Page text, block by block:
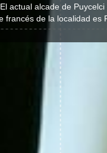
El actual alcade de
francés de la localidad es